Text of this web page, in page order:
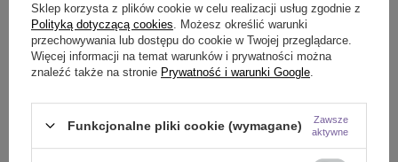
Berry Romance
Sklep korzysta z plików cookie w celu realizacji usług zgodnie z
Polityką dotyczącą cookies . Możesz określić warunki
przechowywania lub dostępu do cookie w Twojej przeglądarce.
Więcej informacji na temat warunków i prywatności można
znaleźć także na stronie Prywatność i warunki Google
Funkcjonalne pliki cookie (wymagane)
Zawsze
aktywne